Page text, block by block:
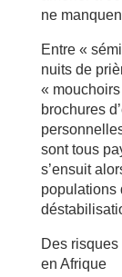
ne
Entre «
nuits de
«
brochures
sont tous
s’ensuit
populations
Des risques
en Afrique